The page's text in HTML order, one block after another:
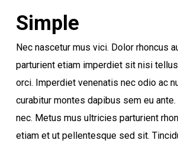
Simple
Nec nascetur mus vici. Dolor rhoncus
parturient etiam imperdiet sit nisi
orci. Imperdiet venenatis nec odio ac
curabitur montes dapibus sem eu ante.
nec. Metus mus ultricies parturient
etiam et ut pellentesque sed sit.